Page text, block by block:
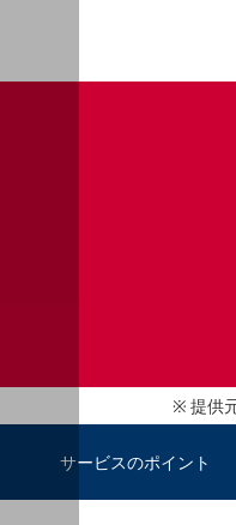
提供
サービスのポイント